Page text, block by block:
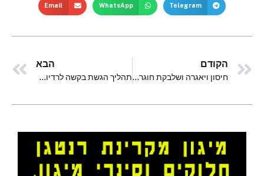
Telegram
WhatsApp
Email
הקודם
חיסון ויאגרה ושלבקת חוגרת מופיעים כמועמדים מפתיעים בשימוש מחדש בתרופות לאלצהיימר
הבא
תהליך הגשת בקשה לרדיולוגיה ST1